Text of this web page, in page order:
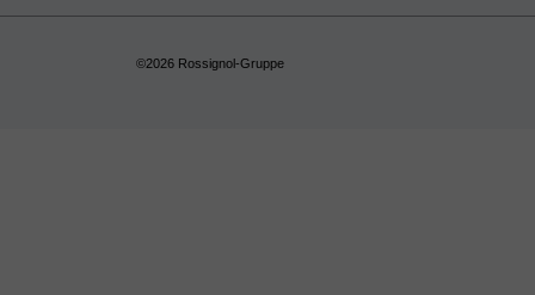
©2026 Rossignol-Gruppe